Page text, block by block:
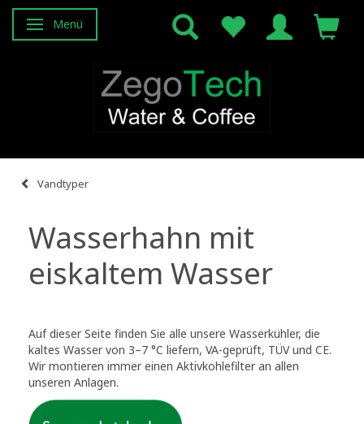
Anzeige ändern
Menü
Vandtyper
Wasserhahn mit
eiskaltem Wasser
Auf dieser Seite finden Sie alle unsere Wasserkühler, die
kaltes Wasser von 3–7 °C liefern, VA-geprüft, TÜV und CE.
Wir montieren immer einen Aktivkohlefilter an allen
unseren Anlagen.